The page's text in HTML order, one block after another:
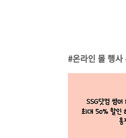
온라인 몰 행사